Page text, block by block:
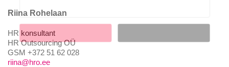
Riina Rohelaan
HR konsultant
HR Outsourcing OÜ
GSM +372 51 62 028
riina@hro.ee